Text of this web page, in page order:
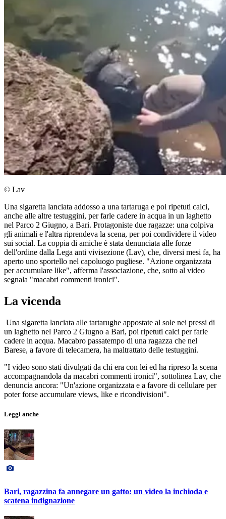
© Lav
Una sigaretta lanciata addosso a una tartaruga e poi ripetuti calci,
anche alle altre testuggini, per farle cadere in acqua in un laghetto
nel Parco 2 Giugno, a Bari. Protagoniste due ragazze: una colpiva
gli animali e l'altra riprendeva la scena, per poi condividere il video
sui social. La coppia di amiche è stata denunciata alle forze
dell'ordine dalla Lega anti vivisezione (Lav), che, diversi mesi fa, ha
aperto uno sportello nel capoluogo pugliese. "Azione organizzata
per accumulare like", afferma l'associazione, che, sotto al video
segnala "macabri commenti ironici".
La vicenda
Una sigaretta lanciata alle tartarughe appostate al sole nei pressi di
un laghetto nel Parco 2 Giugno a Bari, poi ripetuti calci per farle
cadere in acqua. Macabro passatempo di una ragazza che nel
Barese, a favore di telecamera, ha maltrattato delle testuggini.
"I video sono stati divulgati da chi era con lei ed ha ripreso la scena
accompagnandola da macabri commenti ironici", sottolinea Lav, che
denuncia ancora: "Un'azione organizzata e a favore di cellulare per
poter forse accumulare views, like e ricondivisioni".
Leggi anche
Bari, ragazzina fa annegare un gatto: un video la inchioda e
scatena indignazione